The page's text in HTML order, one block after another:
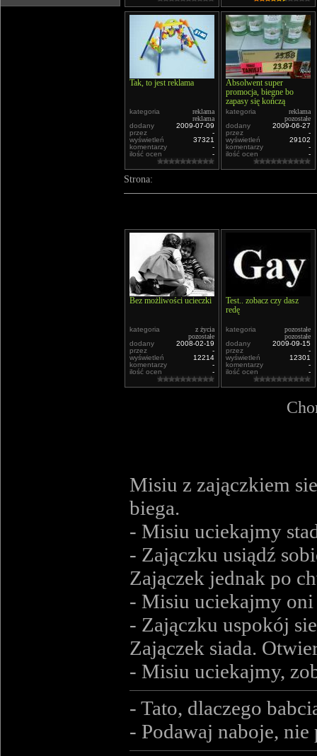
Tak, to jest reklama
kategoria
reklama
reklama
dodany
2009-07-09
przez
-
wyświetleń
37321
komentarzy
-
ilość ocen
-
Absolwent super
promocja, biegne bo
zapasy się kończą
kategoria
reklama
pozostałe
dodany
2009-06-27
przez
-
wyświetleń
29102
komentarzy
-
ilość ocen
-
Strona:
Bez możliwości ucieczki
kategoria
z życia
pozostałe
dodany
2008-02-19
przez
-
wyświetleń
12214
komentarzy
-
ilość ocen
-
Test.. zobacz czy dasz
redę
kategoria
pozostałe
pozostałe
dodany
2009-09-15
przez
-
wyświetleń
12301
komentarzy
-
ilość ocen
-
Misiu z zajączkiem
biega.
- Misiu uciekajmy
- Zajączku usiądź
Zajączek jednak po
- Misiu uciekajmy oni
- Zajączku uspokój
Zajączek siada.
- Misiu uciekajmy,
- Tato, dlaczego
- Podawaj naboje,